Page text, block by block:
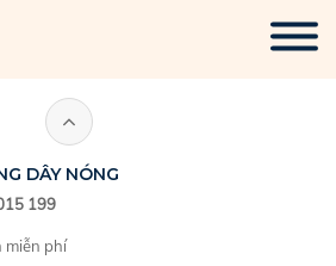
DÂY NÓNG
199
miễn phí